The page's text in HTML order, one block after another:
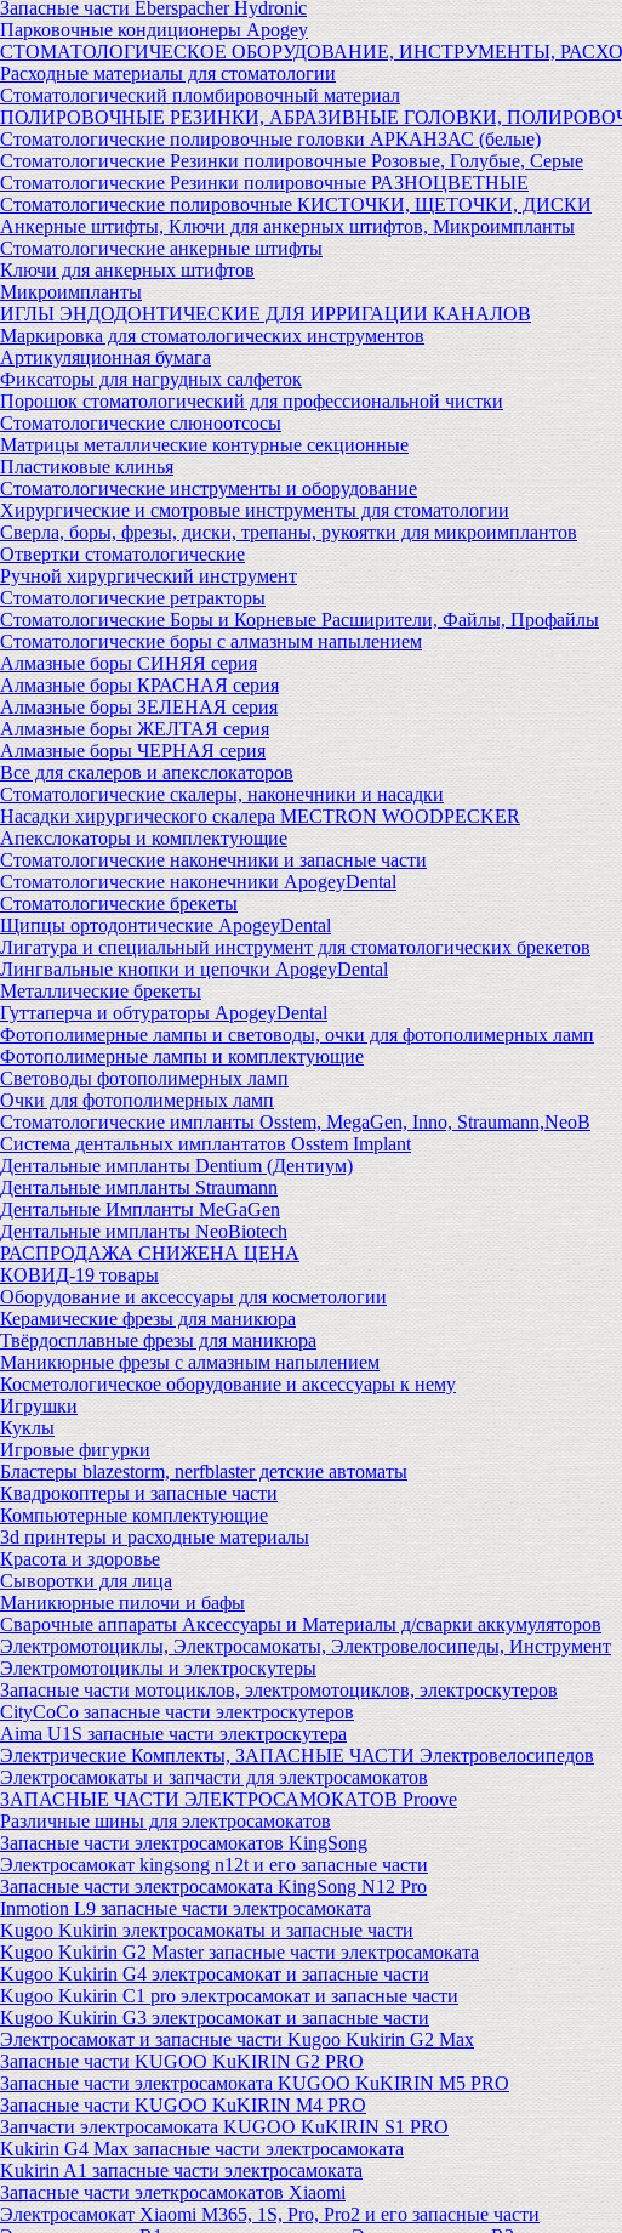
Запасные части Eberspacher Hydronic
Парковочные кондиционеры Apogey
СТОМАТОЛОГИЧЕСКОЕ ОБОРУДОВАНИЕ, ИНСТРУМЕНТЫ,
Расходные материалы для стоматологии
Стоматологический пломбировочный материал
ПОЛИРОВОЧНЫЕ РЕЗИНКИ, АБРАЗИВНЫЕ ГОЛОВКИ,
Стоматологические полировочные головки АРКАНЗАС (белые)
Стоматологические Резинки полировочные Розовые, Голубые, Серые
Стоматологические Резинки полировочные РАЗНОЦВЕТНЫЕ
Стоматологические полировочные КИСТОЧКИ, ЩЕТОЧКИ, ДИСКИ
Анкерные штифты, Ключи для анкерных штифтов, Микроимпланты
Стоматологические анкерные штифты
Ключи для анкерных штифтов
Микроимпланты
ИГЛЫ ЭНДОДОНТИЧЕСКИЕ ДЛЯ ИРРИГАЦИИ КАНАЛОВ
Маркировка для стоматологических инструментов
Артикуляционная бумага
Фиксаторы для нагрудных салфеток
Порошок стоматологический для профессиональной чистки
Стоматологические слюноотсосы
Матрицы металлические контурные секционные
Пластиковые клинья
Стоматологические инструменты и оборудование
Хирургические и смотровые инструменты для стоматологии
Сверла, боры, фрезы, диски, трепаны, рукоятки для микроимплантов
Отвертки стоматологические
Ручной хирургический инструмент
Стоматологические ретракторы
Стоматологические Боры и Корневые Расширители, Файлы, Профайлы
Стоматологические боры с алмазным напылением
Алмазные боры СИНЯЯ серия
Алмазные боры КРАСНАЯ серия
Алмазные боры ЗЕЛЕНАЯ серия
Алмазные боры ЖЕЛТАЯ серия
Алмазные боры ЧЕРНАЯ серия
Все для скалеров и апекслокаторов
Стоматологические скалеры, наконечники и насадки
Насадки хирургического скалера MECTRON WOODPECKER
Апекслокаторы и комплектующие
Стоматологические наконечники и запасные части
Стоматологические наконечники ApogeyDental
Стоматологические брекеты
Щипцы ортодонтические ApogeyDental
Лигатура и специальный инструмент для стоматологических брекетов
Лингвальные кнопки и цепочки ApogeyDental
Металлические брекеты
Гуттаперча и обтураторы ApogeyDental
Фотополимерные лампы и световоды, очки для фотополимерных ламп
Фотополимерные лампы и комплектующие
Световоды фотополимерных ламп
Очки для фотополимерных ламп
Стоматологические импланты Osstem, MegaGen, Inno, Straumann,NeoB
Система дентальных имплантатов Osstem Implant
Дентальные импланты Dentium (Дентиум)
Дентальные импланты Straumann
Дентальные Импланты MeGaGen
Дентальные импланты NeoBiotech
РАСПРОДАЖА СНИЖЕНА ЦЕНА
КОВИД-19 товары
Оборудование и аксессуары для косметологии
Керамические фрезы для маникюра
Твёрдосплавные фрезы для маникюра
Маникюрные фрезы с алмазным напылением
Косметологическое оборудование и аксессуары к нему
Игрушки
Куклы
Игровые фигурки
Бластеры blazestorm, nerfblaster детские автоматы
Квадрокоптеры и запасные части
Компьютерные комплектующие
3d принтеры и расходные материалы
Красота и здоровье
Сыворотки для лица
Маникюрные пилочи и бафы
Сварочные аппараты Аксессуары и Материалы д/сварки аккумуляторов
Электромотоциклы, Электросамокаты, Электровелосипеды, Инструмент
Электромотоциклы и электроскутеры
Запасные части мотоциклов, электромотоциклов, электроскутеров
CityCoCo запасные части электроскутеров
Aima U1S запасные части электроскутера
Электрические Комплекты, ЗАПАСНЫЕ ЧАСТИ Электровелосипедов
Электросамокаты и запчасти для электросамокатов
ЗАПАСНЫЕ ЧАСТИ ЭЛЕКТРОСАМОКАТОВ Proove
Различные шины для электросамокатов
Запасные части электросамокатов KingSong
Электросамокат kingsong n12t и его запасные части
Запасные части электросамоката KingSong N12 Pro
Inmotion L9 запасные части электросамоката
Kugoo Kukirin электросамокаты и запасные части
Kugoo Kukirin G2 Master запасные части электросамоката
Kugoo Kukirin G4 электросамокат и запасные части
Kugoo Kukirin C1 pro электросамокат и запасные части
Kugoo Kukirin G3 электросамокат и запасные части
Электросамокат и запасные части Kugoo Kukirin G2 Max
Запасные части KUGOO KuKIRIN G2 PRO
Запасные части электросамоката KUGOO KuKIRIN M5 PRO
Запасные части KUGOO KuKIRIN M4 PRO
Запчасти электросамоката KUGOO KuKIRIN S1 PRO
Kukirin G4 Max запасные части электросамоката
Kukirin A1 запасные части электросамоката
Запасные части элеткросамокатов Xiaomi
Электросамокат Xiaomi M365, 1S, Pro, Pro2 и его запасные части